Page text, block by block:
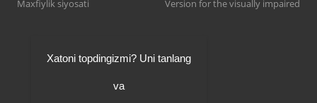
Maxfiylik siyosati Version for the visually impaired
Xatoni topdingizmi? Uni tanlang
va